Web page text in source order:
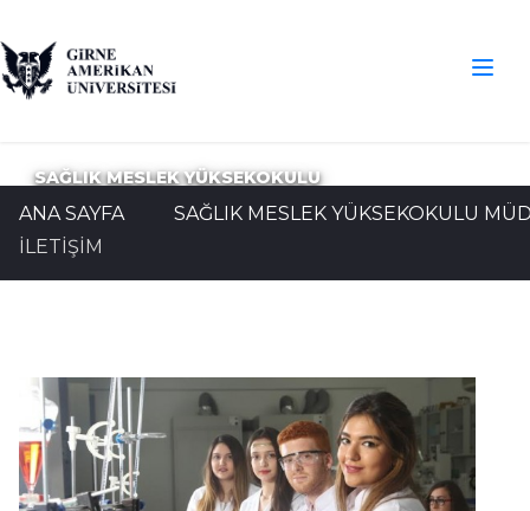
SAĞLIK MESLEK YÜKSEKOKULU
ANA SAYFA
SAĞLIK MESLEK YÜKSEKOKULU
İLETİŞİM